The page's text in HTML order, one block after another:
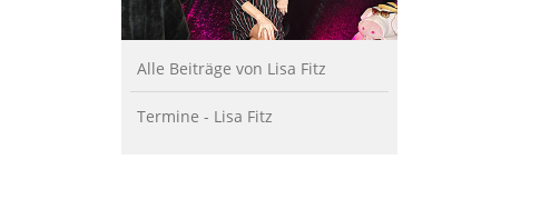
Alle Beiträge von Lisa Fitz
Termine - Lisa Fitz